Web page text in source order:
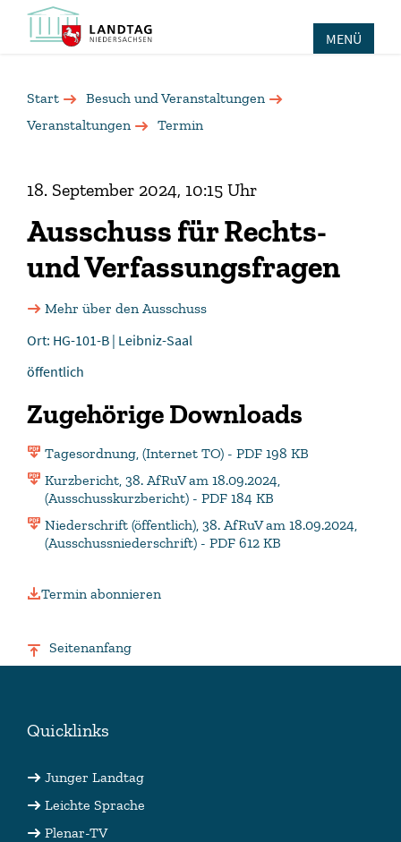
MENÜ
Start
Besuch und Veranstaltungen
Veranstaltungen
Termin
18. September 2024, 10:15 Uhr
Ausschuss für Rechts-
und Verfassungsfragen
Mehr über den Ausschuss
Ort: HG-101-B | Leibniz-Saal
öffentlich
Zugehörige Downloads
Tagesordnung, (Internet TO) - PDF 198 KB
Kurzbericht, 38. AfRuV am 18.09.2024,
(Ausschusskurzbericht) - PDF 184 KB
Niederschrift (öffentlich), 38. AfRuV am 18.09.2024,
(Ausschussniederschrift) - PDF 612 KB
Termin abonnieren
Seitenanfang
Quicklinks
Junger Landtag
Leichte Sprache
Plenar-TV